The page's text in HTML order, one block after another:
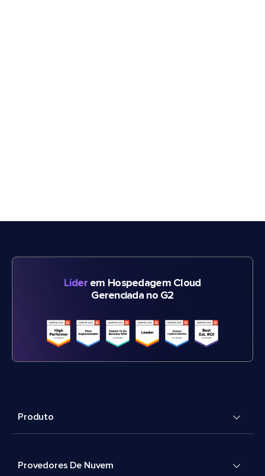
Líderem Hospedagem Cloud
Gerenciada no G2
Produto
Provedores De Nuvem